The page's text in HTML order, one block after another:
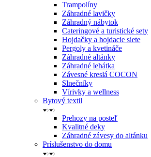
Trampolíny
Záhradné lavičky
Záhradný nábytok
Cateringové a turistické sety
Hojdačky a hojdacie siete
Pergoly a kvetináče
Záhradné altánky
Záhradné lehátka
Závesné kreslá COCON
Slnečníky
Vírivky a wellness
Bytový textil
Prehozy na posteľ
Kvalitné deky
Záhradné závesy do altánku
Príslušenstvo do domu